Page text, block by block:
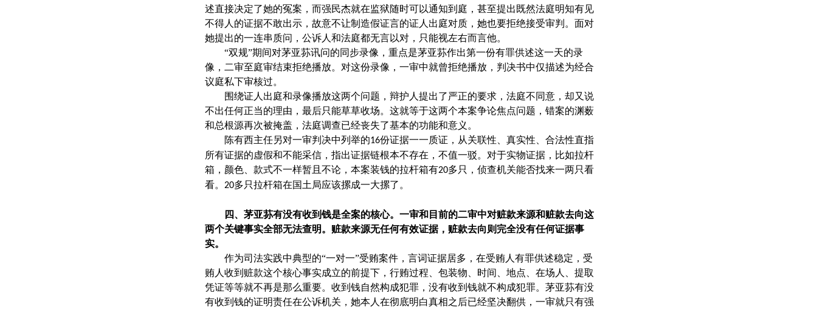
述直接决定了她的冤案，而强民杰就在监狱随时可以通知到庭，甚至提出既然法庭明知有见
不得人的证据不敢出示，故意不让制造假证言的证人出庭对质，她也要拒绝接受审判。面对
她提出的一连串质问，公诉人和法庭都无言以对，只能视左右而言他。
“双规”期间对茅亚荪讯问的同步录像，重点是茅亚荪作出第一份有罪供述这一天的录
像，二审至庭审结束拒绝播放。对这份录像，一审中就曾拒绝播放，判决书中仅描述为经合
议庭私下审核过。
围绕证人出庭和录像播放这两个问题，辩护人提出了严正的要求，法庭不同意，却又说
不出任何正当的理由，最后只能草草收场。这就等于这两个本案争论焦点问题，错案的渊薮
和总根源再次被掩盖，法庭调查已经丧失了基本的功能和意义。
陈有西主任另对一审判决中列举的16份证据一一质证，从关联性、真实性、合法性直指
所有证据的虚假和不能采信，指出证据链根本不存在，不值一驳。对于实物证据，比如拉杆
箱，颜色、款式不一样暂且不论，本案装钱的拉杆箱有20多只，侦查机关能否找来一两只看
看。 20多只拉杆箱在国土局应该摞成一大摞了。
四、茅亚荪有没有收到钱是全案的核心。一审和目前的二审中对赃款来源和赃款去向这
两个关键事实全部无法查明。赃款来源无任何有效证据，赃款去向则完全没有任何证据事
实。
作为司法实践中典型的“一对一”受贿案件，言词证据居多，在受贿人有罪供述稳定，受
贿人收到赃款这个核心事实成立的前提下，行贿过程、包装物、时间、地点、在场人、提取
凭证等等就不再是那么重要。收到钱自然构成犯罪，没有收到钱就不构成犯罪。茅亚荪有没
有收到钱的证明责任在公诉机关，她本人在彻底明白真相之后已经坚决翻供，一审就只有强